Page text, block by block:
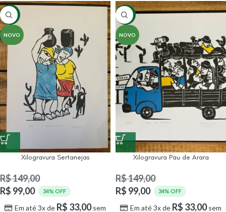
-34%
NOVO
Xilogravura Sertanejas
R$149,00
R$ 99,00 34% OFF
Em até 3x de R$ 33,00sem
-34%
NOVO
Xilogravura Pau de Arara
R$149,00
R$ 99,00 34% OFF
Em até 3x de R$ 33,00sem